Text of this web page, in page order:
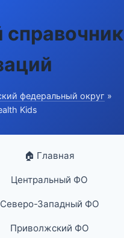
федеральный округ »
Kids
🏠 Главная
Центральный ФО
Северо-Западный ФО
Приволжский ФО